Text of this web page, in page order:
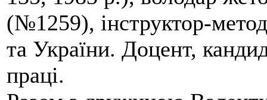
(№1259), інструктор-
та України. Доцент,
праці.